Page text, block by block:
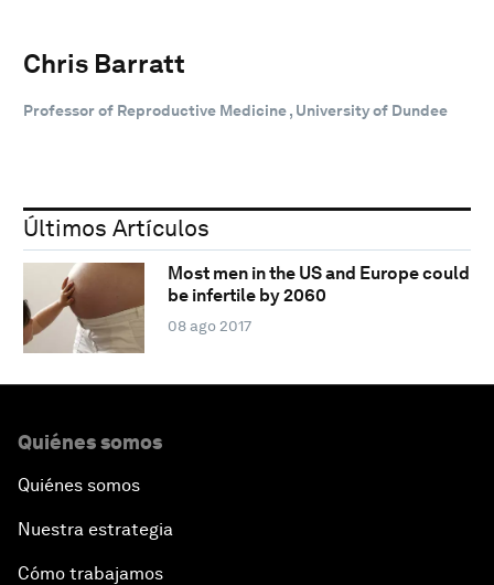
Chris Barratt
Professor of Reproductive Medicine , University of Dundee
Últimos Artículos
Most men in the US and Europe could
be infertile by 2060
08 ago 2017
Quiénes somos
Quiénes somos
Nuestra estrategia
Cómo trabajamos